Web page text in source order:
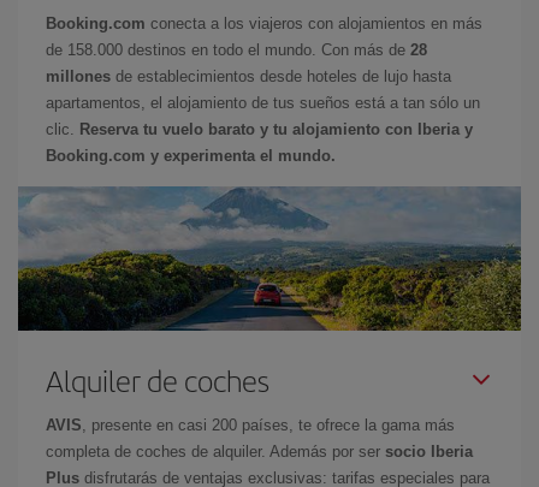
Booking.com conecta a los viajeros con alojamientos en más
de 158.000 destinos en todo el mundo. Con más de 28
millones de establecimientos desde hoteles de lujo hasta
apartamentos, el alojamiento de tus sueños está a tan sólo un
clic.
Reserva tu vuelo barato y tu alojamiento con Iberia y
Booking.com y experimenta el mundo.
Alquiler de coches
AVIS , presente en casi 200 países, te ofrece la gama más
completa de coches de alquiler. Además por ser socio Iberia
Plus disfrutarás de ventajas exclusivas: tarifas especiales para